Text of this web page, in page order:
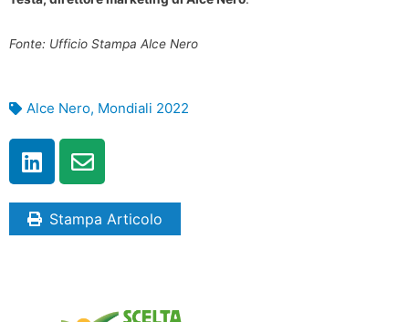
Fonte: Ufficio Stampa Alce Nero
Alce Nero, Mondiali 2022
Stampa Articolo